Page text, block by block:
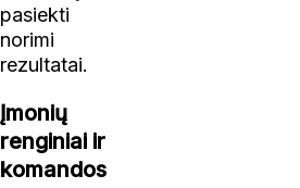
pasiekti
norimi
rezultatai.
Įmonių
renginiai ir
komandos